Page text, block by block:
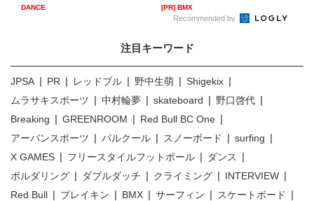
DANCE
へ...
[PR] BMX
Recommended by
注目キーワード
JPSA PR レッドブル 野中生萌
Shigekix
ムラサキスポーツ
中村輪夢 skateboard
野口啓代
Breaking
GREENROOM
Red Bull BC One
アーバンスポーツ
パルクール スノーボード
surfing
X GAMES
フリースタイルフットボール
ダンス
ボルダリング
ダブルダッチ クライミング
INTERVIEW
Red Bull
ブレイキン BMX サーフィン
スケートボード